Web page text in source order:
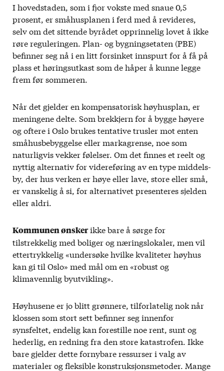
I hovedstaden, som i fjor vokste med snaue 0,5
prosent, er småhusplanen i ferd med å revideres,
selv om det sittende byrådet opprinnelig lovet å ikke
røre reguleringen. Plan- og bygningsetaten (PBE)
befinner seg nå i en litt forsinket innspurt for å få på
plass et høringsutkast som de håper å kunne legge
frem før sommeren.
Når det gjelder en kompensatorisk høyhusplan, er
meningene delte. Som brekkjern for å bygge høyere
og oftere i Oslo brukes tentative trusler mot enten
småhusbebyggelse eller markagrense, noe som
naturligvis vekker følelser. Om det finnes et reelt og
nyttig alternativ for videreføring av en type middels-
by, der hus verken er høye eller lave, store eller små,
er vanskelig å si, for alternativet presenteres sjelden
eller aldri.
Kommunen ønskerikke bare å sørge for
tilstrekkelig med boliger og næringslokaler, men vil
ettertrykkelig «undersøke hvilke kvaliteter høyhus
kan gi til Oslo» med mål om en «robust og
klimavennlig byutvikling».
Høyhusene er jo blitt grønnere, tilforlatelig nok når
klossen som stort sett befinner seg innenfor
synsfeltet, endelig kan forestille noe rent, sunt og
hederlig, en redning fra den store katastrofen. Ikke
bare gjelder dette fornybare ressurser i valg av
materialer og fleksible konstruksjonsmetoder. Mange